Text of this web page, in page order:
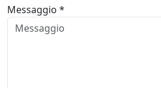
Messaggio *